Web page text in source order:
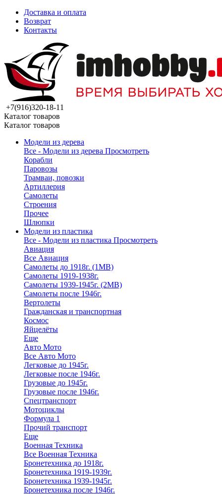
Доставка и оплата
Возврат
Контакты
+7(916)320-18-11
Каталог товаров
Каталог товаров
Модели из дерева
Все - Модели из дерева Просмотреть
Корабли
Паровозы
Трамваи, повозки
Артиллерия
Самолеты
Строения
Прочее
Шлюпки
Модели из пластика
Все - Модели из пластика Просмотреть
Авиация
Все Авиация
Самолеты до 1918г. (1МВ)
Самолеты 1919-1938г.
Самолеты 1939-1945г. (2МВ)
Самолеты после 1946г.
Вертолеты
Гражданская и транспортная
Космос
Яйцелёты
Еще
Авто Мото
Все Авто Мото
Легковые до 1945г.
Легковые после 1946г.
Грузовые до 1945г.
Грузовые после 1946г.
Спецтранспорт
Мотоциклы
Формула 1
Прочий транспорт
Еще
Военная Техника
Все Военная Техника
Бронетехника до 1918г.
Бронетехника 1919-1939г.
Бронетехника 1939-1945г.
Бронетехника после 1946г.